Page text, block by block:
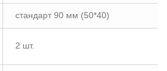
стандарт 90 мм (50*40)
2 шт.